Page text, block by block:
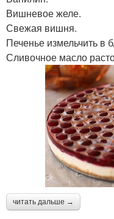
Вишневое желе.
Свежая вишня.
Печенье измельчить в
Сливочное масло
читать дальше →